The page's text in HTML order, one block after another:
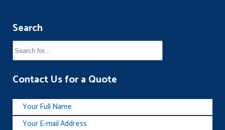
Search
Contact Us for a Quote